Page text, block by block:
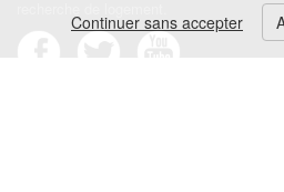
Continuer sans accepter